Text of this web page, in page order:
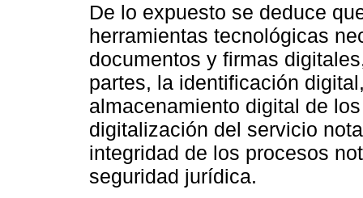
De lo expuesto se deduce
herramientas tecnológicas
documentos y firmas
partes, la identificación
almacenamiento digital de
digitalización del servicio
integridad de los procesos
seguridad jurídica.